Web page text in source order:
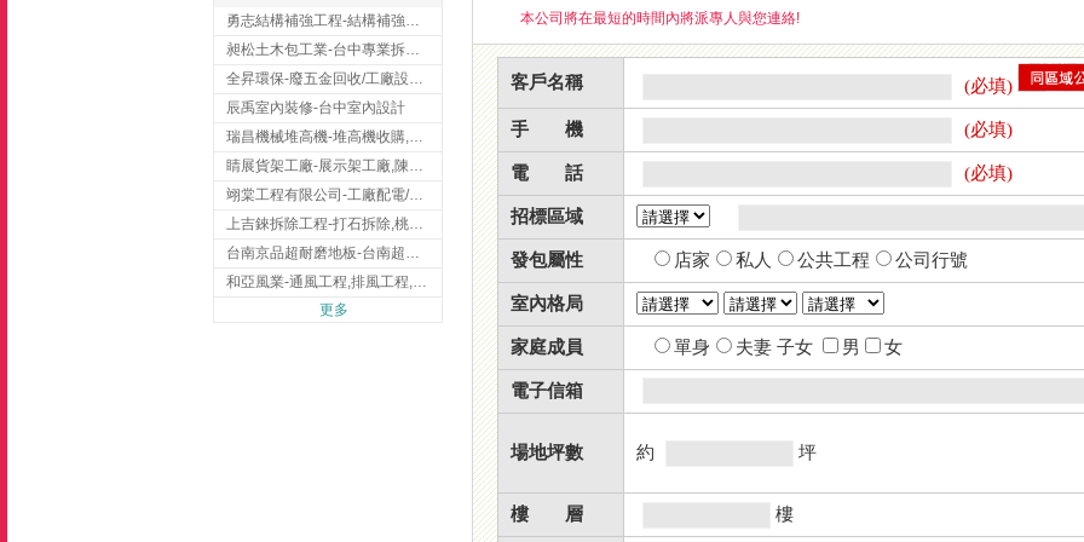
勇志結構補強工程-結構補強工程 ,桃園結構補強工程,龍潭結構補強工程
昶松土木包工業-台中專業拆除工程/挖土機出租
全昇環保-廢五金回收/工廠設備收購/機械設備回收/高價收購廠房設備
辰禹室內裝修-台中室內設計
瑞昌機械堆高機-堆高機收購,新北市堆高機,桃園堆高機
睛展貨架工廠-展示架工廠,陳列架,台中展示架工廠
翊棠工程有限公司-工廠配電/高雄消防機電公司
上吉錸拆除工程-打石拆除,桃園打石拆除,桃園拆除工程
台南京品超耐磨地板-台南超耐磨地板
和亞風業-通風工程,排風工程,彰化通風工程,彰化排風工程
更多
本公司將在最短的時間內將派專人與您連絡!
客戶名稱 (必填)
手 機 (必填)
電 話 (必填)
招標區域
發包屬性 店家 私人 公共工程 公司行號
室內格局
家庭成員 單身 夫妻 子女 男 女
電子信箱
場地坪數 約 坪
樓 層 樓